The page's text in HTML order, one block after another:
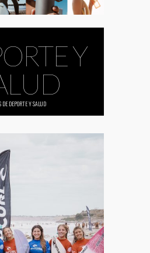
Y
DE DEPORTE Y SALUD